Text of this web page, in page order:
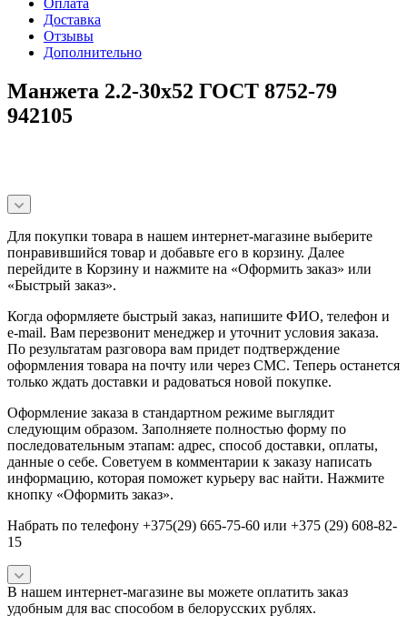
Доставка
Отзывы
Дополнительно
Манжета 2.2-30х52 ГОСТ 8752-79
942105
Для покупки товара в нашем интернет-магазине выберите
понравившийся товар и добавьте его в корзину. Далее
перейдите в Корзину и нажмите на «Оформить заказ» или
«Быстрый заказ».
Когда оформляете быстрый заказ, напишите ФИО, телефон и
e-mail. Вам перезвонит менеджер и уточнит условия заказа.
По результатам разговора вам придет подтверждение
оформления товара на почту или через СМС. Теперь останется
только ждать доставки и радоваться новой покупке.
Оформление заказа в стандартном режиме выглядит
следующим образом. Заполняете полностью форму по
последовательным этапам: адрес, способ доставки, оплаты,
данные о себе. Советуем в комментарии к заказу написать
информацию, которая поможет курьеру вас найти. Нажмите
кнопку «Оформить заказ».
Набрать по телефону +375(29) 665-75-60 или +375 (29) 608-82-
15
В нашем интернет-магазине вы можете оплатить заказ
удобным для вас способом в белорусских рублях.